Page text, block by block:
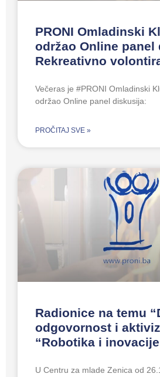
PRONI Omladinski
održao Online panel
Rekreativno
Večeras je #PRONI Omladinski
održao Online panel diskusija:
PROČITAJ SVE »
Radionice na temu
odgovornost i
“Robotika i
U Centru za mlade Zenica od